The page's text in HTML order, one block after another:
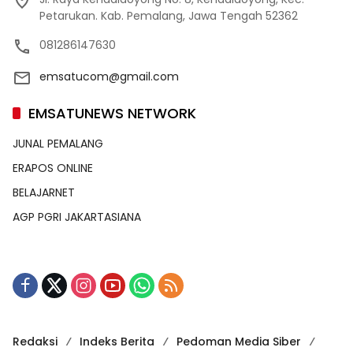
Petarukan. Kab. Pemalang, Jawa Tengah 52362
081286147630
emsatucom@gmail.com
EMSATUNEWS NETWORK
JUNAL PEMALANG
ERAPOS ONLINE
BELAJARNET
AGP PGRI JAKARTASIANA
Redaksi Indeks Berita Pedoman Media Siber